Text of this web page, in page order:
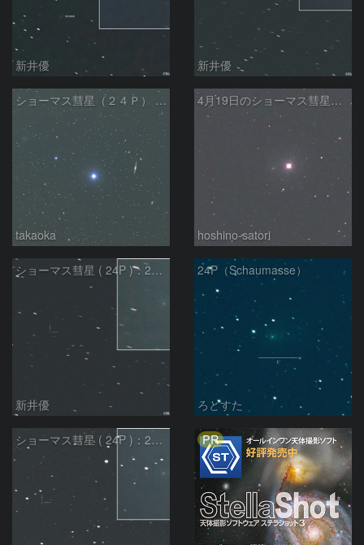
新井優 新井優
ショーマス彗星（２４Ｐ） 、ＮＧＣ５７４６、ＮＧＣ５７３８の共演
takaoka
4月19日のショーマス彗星（24P）
hoshino-satori
ショーマス彗星 ( 24P )：2026/04/13
新井優
24P（Schaumasse）
ろどすた
ショーマス彗星 ( 24P )：2026/04/08 PR